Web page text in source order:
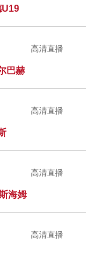
U19
巴赫
高清直播
高清直播
海姆
高清直播
高清直播